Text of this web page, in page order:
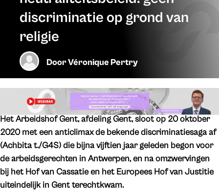
discriminatie op grond van
religie
DoorVéronique Pertry
Het Arbeidshof Gent, afdeling Gent, sloot op 20 oktober
2020 met een anticlimax de bekende discriminatiesaga af
(Achbita t./G4S) die bijna vijftien jaar geleden begon voor
de arbeidsgerechten in Antwerpen, en na omzwervingen
bij het Hof van Cassatie en het Europees Hof van Justitie
uiteindelijk in Gent terechtkwam.